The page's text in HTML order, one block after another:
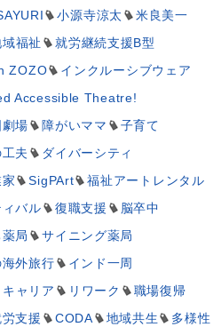
小源寺涼太
米良美一
福祉
就労継続支援B型
ZOZO
インクルーシブウェア
Accessible Theatre!
場 障がいママ
子育て
夫
ダイバーシティ
SigPArt
福祉アートレンタル
バル 復職支援
脳卒中
局
サイニング薬局
外旅行
インド一周
キャリア リワーク
職場復帰
支援 CODA 地域共生
多様性